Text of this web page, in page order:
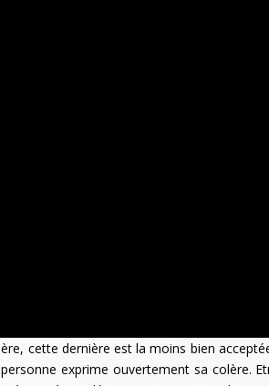
cette dernière est la moins bien
exprime ouvertement sa colère.